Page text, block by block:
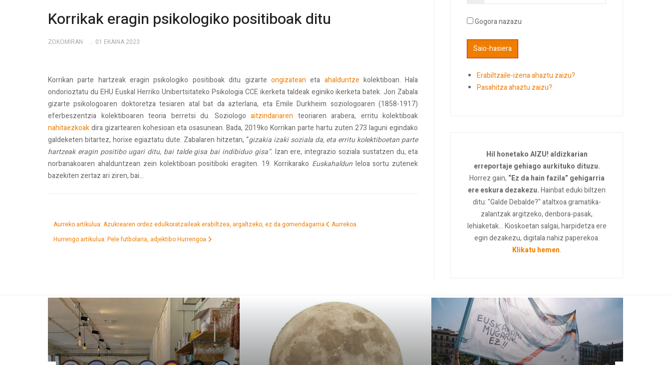
Korrikak eragin psikologiko positiboak ditu
ZOKOMIRAN 01 EKAINA 2023
Korrikan parte hartzeak eragin psikologiko positiboak ditu gizarte ongizatean eta ahalduntze kolektiboan. Hala
ondorioztatu du EHU Euskal Herriko Unibertsitateko Psikologia CCE ikerketa taldeak eginiko ikerketa batek. Jon Zabala
gizarte psikologoaren doktoretza tesiaren atal bat da azterlana, eta Emile Durkheim soziologoaren (1858-1917)
eferbeszentzia kolektiboaren teoria berretsi du. Soziologoaitzindariaren teoriaren arabera, erritu kolektiboak
nahitaezkoakdira gizartearen kohesioan eta osasunean. Bada, 2019ko Korrikan parte hartu zuten 273 laguni egindako
galdeketen bitartez, horixe egiaztatu dute. Zabalaren hitzetan, “gizakia izaki soziala da, eta erritu kolektiboetan parte
hartzeak eragin positibo ugari ditu, bai talde gisa bai indibiduo gisa”. Izan ere, integrazio soziala sustatzen du, eta
norbanakoaren ahalduntzean zein kolektiboan positiboki eragiten. 19. Korrikarako Euskahaldunleloa sortu zutenek
bazekiten zertaz ari ziren, bai...
Aurreko artikulua: Azukrearen ordez edulkoratzaileak erabiltzea, argaltzeko, ez da gomendagarria
Aurrekoa
Hurrengo artikulua: Pele futbolaria, adjektiboHurrengoa
Gogora nazazu
Erabiltzaile-izena ahaztu zaizu?
Pasahitza ahaztu zaizu?
Hil honetako AIZU! aldizkarian
erreportaje gehiago aurkituko dituzu.
Horrez gain, “Ez da hain fazila” gehigarria
ere eskura dezakezu.Hainbat eduki biltzen
ditu: "Galde Debalde?" ataltxoa gramatika-
zalantzak argitzeko, denbora-pasak,
lehiaketak... Kioskoetan salgai, harpidetza ere
egin dezakezu, digitala nahiz paperekoa.
Klikatu hemen.